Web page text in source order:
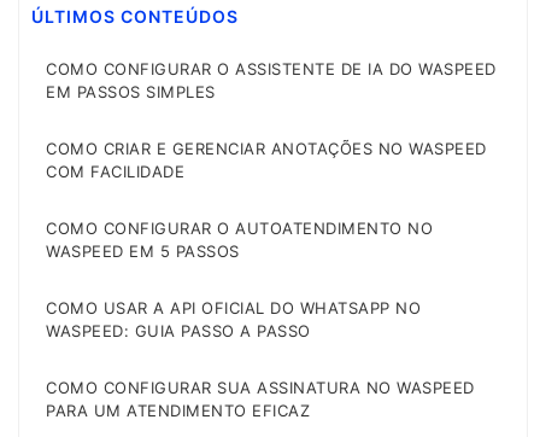
ÚLTIMOS CONTEÚDOS
COMO CONFIGURAR O ASSISTENTE DE IA DO WASPEED
EM PASSOS SIMPLES
COMO CRIAR E GERENCIAR ANOTAÇÕES NO WASPEED
COM FACILIDADE
COMO CONFIGURAR O AUTOATENDIMENTO NO
WASPEED EM 5 PASSOS
COMO USAR A API OFICIAL DO WHATSAPP NO
WASPEED: GUIA PASSO A PASSO
COMO CONFIGURAR SUA ASSINATURA NO WASPEED
PARA UM ATENDIMENTO EFICAZ